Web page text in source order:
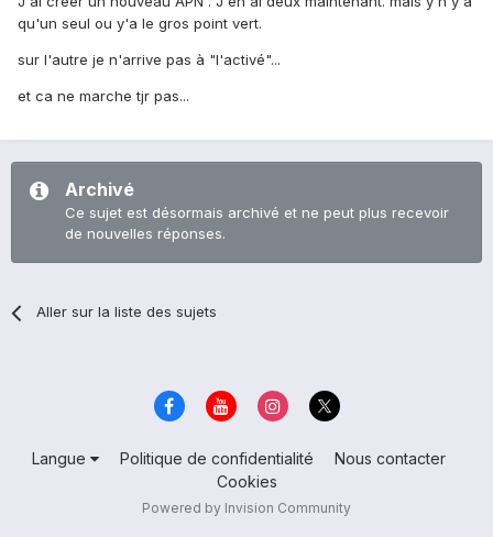
qu'un seul ou y'a le gros point vert.
sur l'autre je n'arrive pas à "l'activé"...
et ca ne marche tjr pas...
Archivé
Ce sujet est désormais archivé et ne peut plus recevoir
de nouvelles réponses.
Aller sur la liste des sujets
Langue Politique de confidentialité
Nous contacter
Cookies
Powered by Invision Community